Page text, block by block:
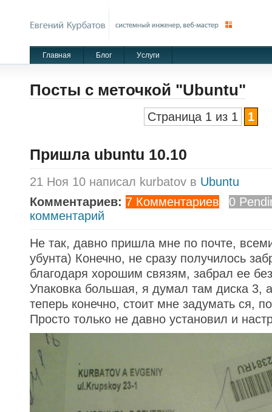
Главная Блог Уcлуги
Посты с меточкой "Ubuntu"
Страница 1 из 1 1
Пришла ubuntu 10.10
21 Ноя 10 написал kurbatov в Ubuntu
Комментариев: 7 Комментариев
0
комментарий
Не так, давно пришла мне по почте,
убунта) Конечно, не сразу получилось
благодаря хорошим связям, забрал ее
Упаковка большая, я думал там диска 3,
теперь конечно, стоит мне задумать ся,
Просто только не давно установил и